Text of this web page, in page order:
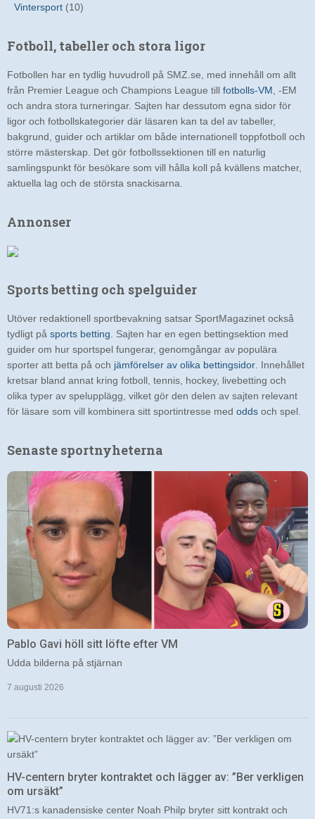
Vintersport (10)
Fotboll, tabeller och stora ligor
Fotbollen har en tydlig huvudroll på SMZ.se, med innehåll om allt
från Premier League och Champions League till fotbolls-VM , -EM
och andra stora turneringar. Sajten har dessutom egna sidor för
ligor och fotbollskategorier där läsaren kan ta del av tabeller,
bakgrund, guider och artiklar om både internationell toppfotboll och
större mästerskap. Det gör fotbollssektionen till en naturlig
samlingspunkt för besökare som vill hålla koll på kvällens matcher,
aktuella lag och de största snackisarna.
Annonser
Sports betting och spelguider
Utöver redaktionell sportbevakning satsar SportMagazinet också
tydligt på sports betting . Sajten har en egen bettingsektion med
guider om hur sportspel fungerar, genomgångar av populära
sporter att betta på och jämförelser av olika bettingsidor . Innehållet
kretsar bland annat kring fotboll, tennis, hockey, livebetting och
olika typer av spelupplägg, vilket gör den delen av sajten relevant
för läsare som vill kombinera sitt sportintresse med odds och spel.
Senaste sportnyheterna
Pablo Gavi höll sitt löfte efter VM
Udda bilderna på stjärnan
7 augusti 2026
HV-centern bryter kontraktet och lägger av: ”Ber verkligen
om ursäkt”
HV71:s kanadensiske center Noah Philp bryter sitt kontrakt och